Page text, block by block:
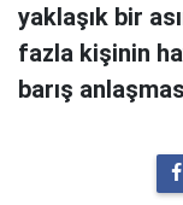
yaklaşık bir
fazla kişinin
barış